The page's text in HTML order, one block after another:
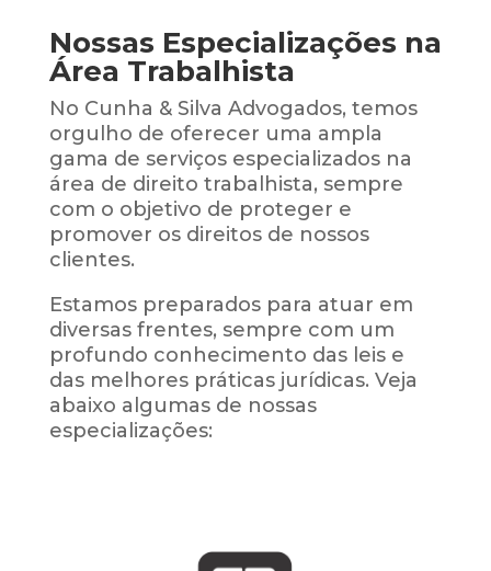
Nossas Especializações na
Área Trabalhista
No Cunha & Silva Advogados, temos
orgulho de oferecer uma ampla
gama de serviços especializados na
área de direito trabalhista, sempre
com o objetivo de proteger e
promover os direitos de nossos
clientes.
Estamos preparados para atuar em
diversas frentes, sempre com um
profundo conhecimento das leis e
das melhores práticas jurídicas. Veja
abaixo algumas de nossas
especializações: